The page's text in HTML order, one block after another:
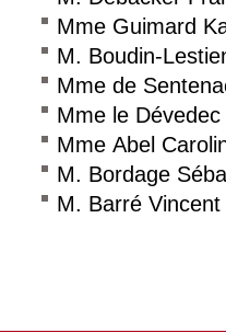
Mme Guimard
M. Boudin-
Mme de
Mme le
Mme Abel
M. Bordage
M. Barré Vincent